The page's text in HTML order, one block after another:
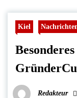
Kiel
Redakteur